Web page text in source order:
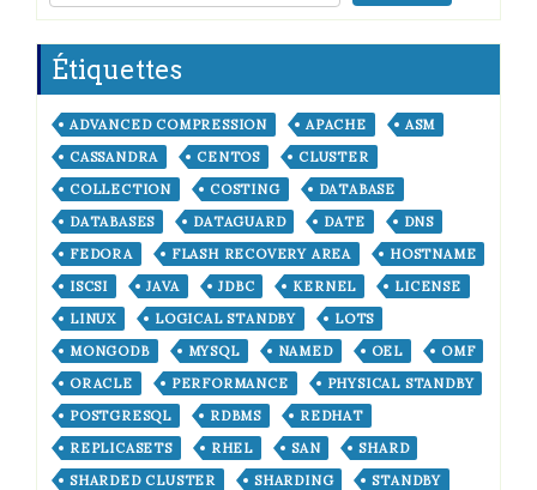
Étiquettes
ADVANCED COMPRESSION APACHE
ASM
CASSANDRA
CENTOS
CLUSTER
COLLECTION
COSTING
DATABASE
DATABASES
DATAGUARD DATE
DNS
FEDORA
FLASH RECOVERY AREA
HOSTNAME
ISCSI
JAVA JDBC KERNEL
LICENSE
LINUX
LOGICAL STANDBY
LOTS
MONGODB
MYSQL NAMED OEL
OMF
ORACLE
PERFORMANCE
PHYSICAL STANDBY
POSTGRESQL
RDBMS
REDHAT
REPLICASETS
RHEL SAN
SHARD
SHARDED CLUSTER
SHARDING
STANDBY